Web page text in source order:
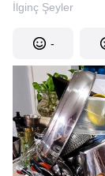
İlginç Şeyler
-